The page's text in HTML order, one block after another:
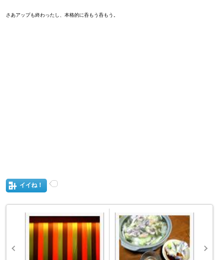
さあアップも終わったし、本格的に呑もう呑もう。
イイね！